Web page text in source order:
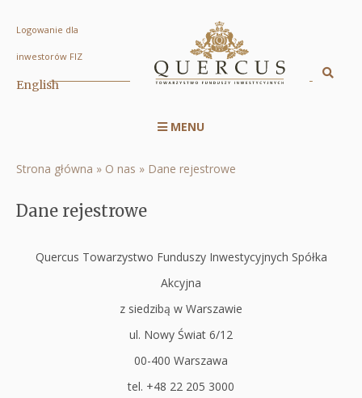
Dane
rejestrowe
S.A.
Logowanie dla
inwestorów FIZ
English
serwisu
MENU
Ścieżka
nawigacyjna
Strona główna O nas Dane rejestrowe
Dane rejestrowe
Quercus Towarzystwo Funduszy Inwestycyjnych Spółka
Akcyjna
z siedzibą w Warszawie
ul. Nowy Świat 6/12
00-400 Warszawa
tel. +48 22 205 3000